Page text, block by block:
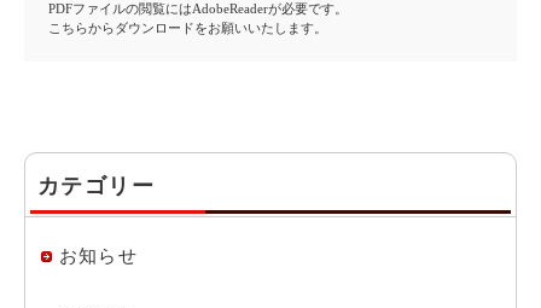
PDFファイルの閲覧にはAdobeReaderが必要です。
こちらからダウンロードをお願いいたします。
カテゴリー
お知らせ